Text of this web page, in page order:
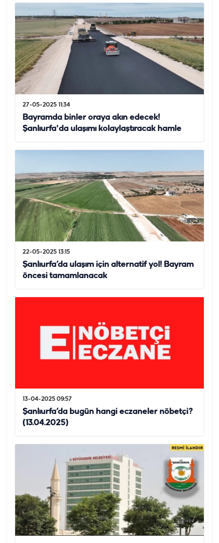
27-05-2025 11:34
Bayramda binler oraya akın edecek!
Şanlıurfa'da ulaşımı kolaylaştıracak hamle
22-05-2025 13:15
Şanlıurfa’da ulaşım için alternatif yol! Bayram
öncesi tamamlanacak
13-04-2025 09:57
Şanlıurfa’da bugün hangi eczaneler nöbetçi?
(13.04.2025)